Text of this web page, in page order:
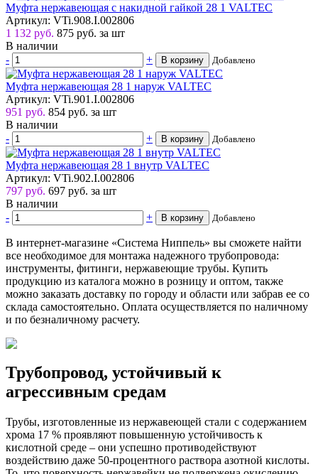
Муфта нержавеющая с накидной гайкой 28 1 VALTEC
Артикул: VTi.908.I.002806
1 132 руб. 875 руб. за шт
В наличии
-
+ В корзину Добавлено
Муфта нержавеющая 28 1 наруж VALTEC
Артикул: VTi.901.I.002806
951 руб. 854 руб. за шт
В наличии
-
+ В корзину Добавлено
Муфта нержавеющая 28 1 внутр VALTEC
Артикул: VTi.902.I.002806
797 руб. 697 руб. за шт
В наличии
-
+ В корзину Добавлено
В интернет-магазине «Система Ниппель» вы сможете найти
все необходимое для монтажа надежного трубопровода:
инструменты, фитинги, нержавеющие трубы. Купить
продукцию из каталога можно в розницу и оптом, также
можно заказать доставку по городу и области или забрав ее со
склада самостоятельно. Оплата осуществляется по наличному
и по безналичному расчету.
Трубопровод, устойчивый к
агрессивным средам
Трубы, изготовленные из нержавеющей стали с содержанием
хрома 17 % проявляют повышенную устойчивость к
кислотной среде – они успешно противодействуют
воздействию даже 50-процентного раствора азотной кислоты.